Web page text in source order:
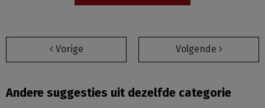
Vorige Volgende
Andere suggesties uit dezelfde categorie